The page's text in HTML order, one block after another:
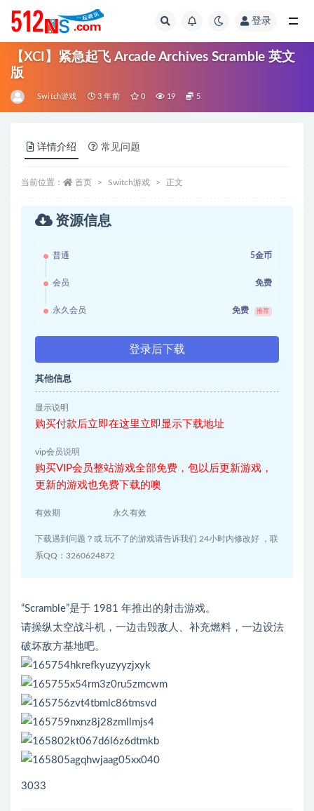
登录
【XCI】紧急起飞 Arcade Archives Scramble 英文
版
Switch游戏 3 年前 0 19 5
详情介绍 常见问题
当前位置： 首页 Switch游戏 正文
资源信息
普通 5金币
会员 免费
永久会员 免费 推荐
登录后下载
其他信息
显示说明
购买付款后立即在这里立即显示下载地址
vip会员说明
购买VIP会员整站游戏全部免费，包以后更新游戏，
更新的游戏也免费下载的噢
有效期 永久有效
下载遇到问题？或 玩不了的游戏请告诉我们 24小时内修改好 ，联
系QQ：3260624872
“Scramble”是于 1981 年推出的射击游戏。
请操纵太空战斗机，一边击毁敌人、补充燃料，一边设法
破坏敌方基地吧。
3033